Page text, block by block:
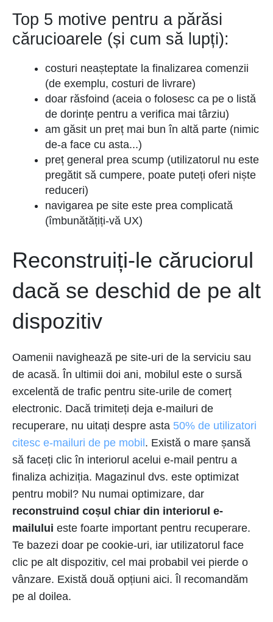
Top 5 motive pentru a părăsi
cărucioarele (și cum să lupți):
costuri neașteptate la finalizarea comenzii
(de exemplu, costuri de livrare)
doar răsfoind (aceia o folosesc ca pe o listă
de dorințe pentru a verifica mai târziu)
am găsit un preț mai bun în altă parte (nimic
de-a face cu asta...)
preț general prea scump (utilizatorul nu este
pregătit să cumpere, poate puteți oferi niște
reduceri)
navigarea pe site este prea complicată
(îmbunătățiți-vă UX)
Reconstruiți-le căruciorul
dacă se deschid de pe alt
dispozitiv
Oamenii navighează pe site-uri de la serviciu sau
de acasă. În ultimii doi ani, mobilul este o sursă
excelentă de trafic pentru site-urile de comerț
electronic. Dacă trimiteți deja e-mailuri de
recuperare, nu uitați despre asta 50% de utilizatori
citesc e-mailuri de pe mobil . Există o mare șansă
să faceți clic în interiorul acelui e-mail pentru a
finaliza achiziția. Magazinul dvs. este optimizat
pentru mobil? Nu numai optimizare, dar
reconstruind coșul chiar din interiorul e-
mailului este foarte important pentru recuperare.
Te bazezi doar pe cookie-uri, iar utilizatorul face
clic pe alt dispozitiv, cel mai probabil vei pierde o
vânzare. Există două opțiuni aici. Îl recomandăm
pe al doilea.